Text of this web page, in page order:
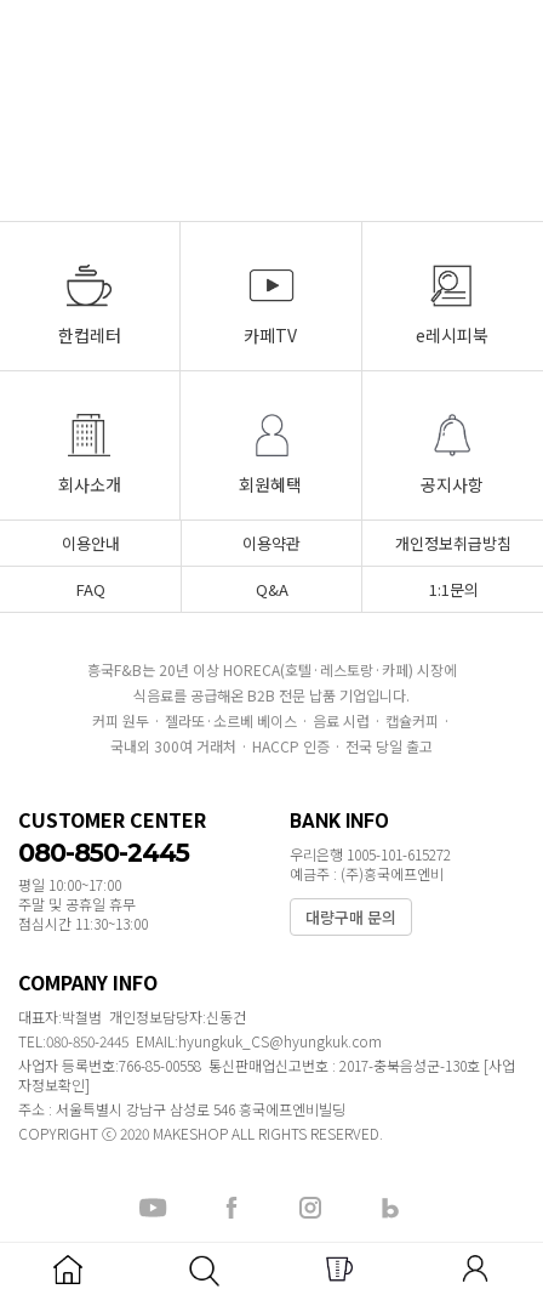
한컵레터 카페TV e레시피북
회사소개 회원혜택 공지사항
이용안내 이용약관
개인정보취급방침
FAQ
Q&A 1:1문의
흥국F&B는 20년 이상 HORECA(호텔·레스토랑·카페) 시장에
식음료를 공급해온 B2B 전문 납품 기업입니다.
커피 원두 · 젤라또·소르베 베이스 · 음료 시럽 · 캡슐커피 ·
국내외 300여 거래처 · HACCP 인증 · 전국 당일 출고
CUSTOMER CENTER
080-850-2445
평일 10:00~17:00
주말 및 공휴일 휴무
점심시간 11:30~13:00
BANK INFO
우리은행 1005-101-615272
예금주 : (주)흥국에프엔비
대량구매 문의
COMPANY INFO
대표자:박철범 개인정보담당자:신동건
TEL:080-850-2445 EMAIL:hyungkuk_CS@hyungkuk.com
사업자 등록번호:766-85-00558 통신판매업신고번호 : 2017-충북음성군-130호 [사업
자정보확인]
주소 : 서울특별시 강남구 삼성로 546 흥국에프엔비빌딩
COPYRIGHT ⓒ 2020 MAKESHOP ALL RIGHTS RESERVED.